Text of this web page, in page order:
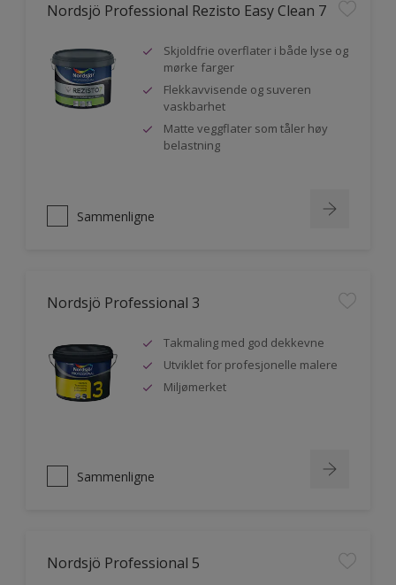
Nordsjö Professional Rezisto Easy Clean 7
Skjoldfrie overflater i både lyse og
mørke farger
Flekkavvisende og suveren
vaskbarhet
Matte veggflater som tåler høy
belastning
Sammenligne
Nordsjö Professional 3
Takmaling med god dekkevne
Utviklet for profesjonelle malere
Miljømerket
Sammenligne
Nordsjö Professional 5